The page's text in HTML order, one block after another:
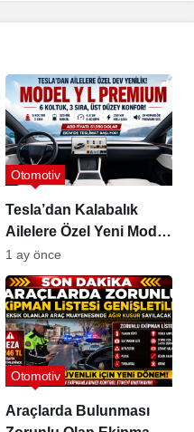
Tesla’dan Kalabalık
Ailelere Özel Yeni Model
Y L Premium
Otomotiv
1 ay önce
Araçlarda Bulunması
Otomotiv